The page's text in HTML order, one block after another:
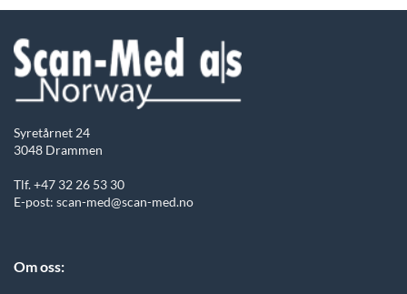
Syretårnet 24
3048 Drammen
Tlf. +47 32 26 53 30
E-post: scan-med@scan-med.no
Om oss: